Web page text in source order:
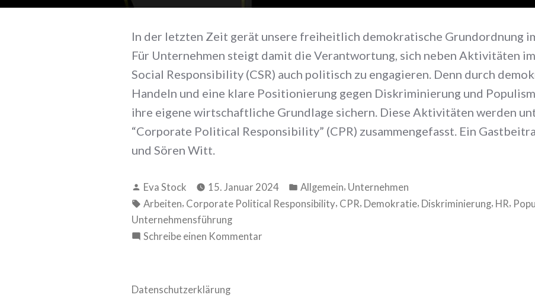
In der letzten Zeit gerät unsere freiheitlich demokratische Grundordnung
Für Unternehmen steigt damit die Verantwortung, sich neben Aktivitäten
Social Responsibility (CSR) auch politisch zu engagieren. Denn durch
Handeln und eine klare Positionierung gegen Diskriminierung und
ihre eigene wirtschaftliche Grundlage sichern. Diese Aktivitäten werden
“Corporate Political Responsibility” (CPR) zusammengefasst. Ein
und Sören Witt.
Verfasst
von
Eva Stock 15. Januar 2024
Veröffentlicht
in
Allgemein, Unternehmen
Schlagwörter:
Arbeiten, Corporate Political Responsibility, CPR, Demokratie, Diskriminierung, HR,
Unternehmensführung
Schreibe einen Kommentar
Datenschutzerklärung